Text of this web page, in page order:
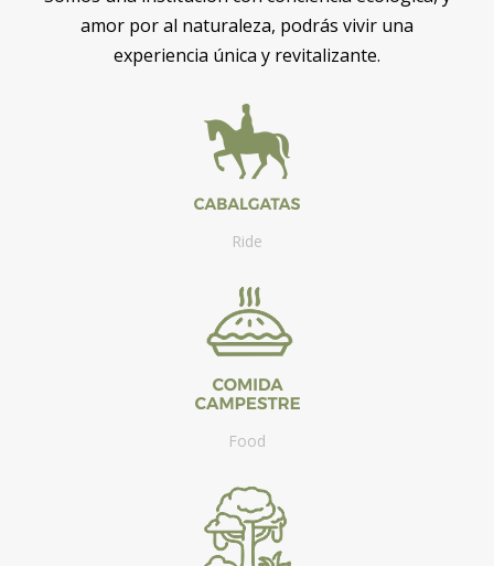
amor por al naturaleza, podrás vivir una
experiencia única y revitalizante.
Ride
Food